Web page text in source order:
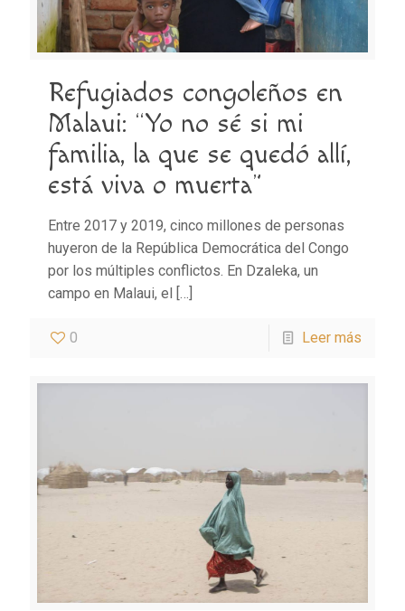
Refugiados congoleños en
Malaui: “Yo no sé si mi
familia, la que se quedó allí,
está viva o muerta”
Entre 2017 y 2019, cinco millones de personas
huyeron de la República Democrática del Congo
por los múltiples conflictos. En Dzaleka, un
campo en Malaui, el
[…]
0 Leer más